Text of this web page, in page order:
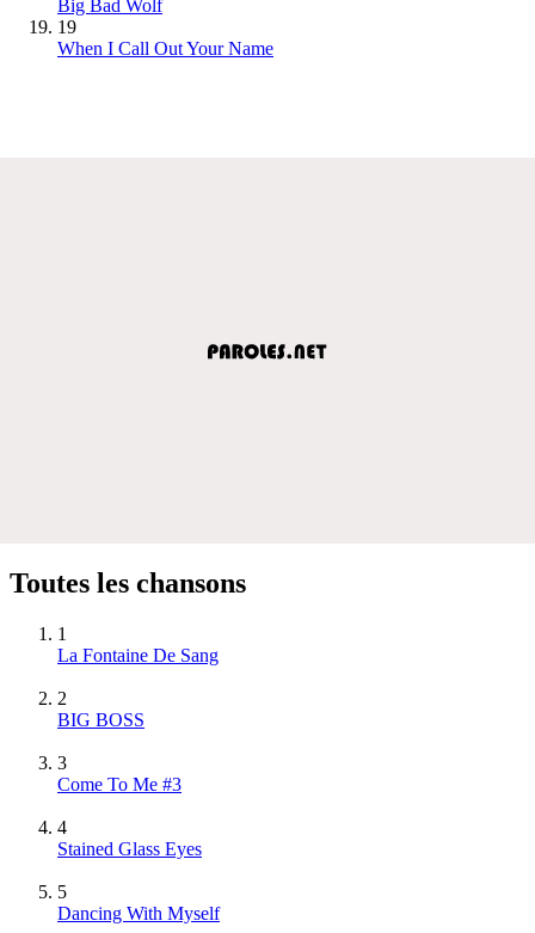
Big Bad Wolf
19
When I Call Out Your Name
Toutes les chansons
1
La Fontaine De Sang
2
BIG BOSS
3
Come To Me #3
4
Stained Glass Eyes
5
Dancing With Myself